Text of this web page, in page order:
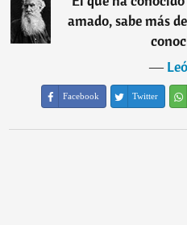
amado, sabe más
―
Facebook Twitter